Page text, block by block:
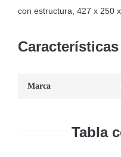
con estructura, 427 x 250
Marca
Tabla